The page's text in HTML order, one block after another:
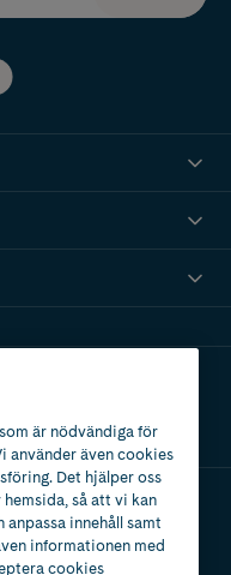
är nödvändiga för
använder även cookies
Det hjälper oss
så att vi kan
anpassa innehåll samt
informationen med
cookies